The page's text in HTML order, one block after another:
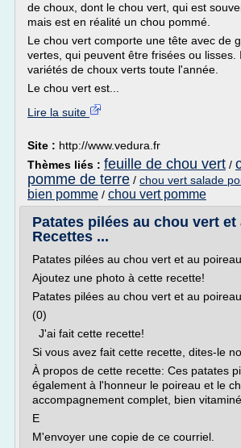
de choux, dont le chou vert, qui est
mais est en réalité un chou pommé.
Le chou vert comporte une tête avec de
vertes, qui peuvent être frisées ou lisses.
variétés de choux verts toute l'année.
Le chou vert est...
Lire la suite
Site : http://www.vedura.fr
Thèmes liés : feuille de chou vert /
pomme de terre / chou vert salade
bien pomme / chou vert pomme
Patates pilées au chou vert et
Recettes ...
Patates pilées au chou vert et au poireau
Ajoutez une photo à cette recette!
Patates pilées au chou vert et au poireau
(0)
J'ai fait cette recette!
Si vous avez fait cette recette, dites-le
À propos de cette recette: Ces patates
également à l'honneur le poireau et le
accompagnement complet, bien vitaminé.
E
M'envoyer une copie de ce courriel.